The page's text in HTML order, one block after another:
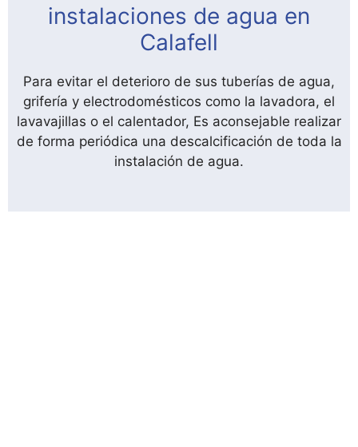
instalaciones de agua en
Calafell
Para evitar el deterioro de sus tuberías de agua,
grifería y electrodomésticos como la lavadora, el
lavavajillas o el calentador, Es aconsejable realizar
de forma periódica una descalcificación de toda la
instalación de agua.